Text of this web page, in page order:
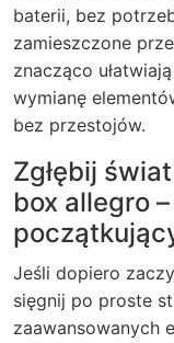
baterii, bez
zamieszczone
znacząco
wymianę
bez przestojów.
Zgłębij
box allegro
Jeśli dopiero
sięgnij po proste
zaawansowanych